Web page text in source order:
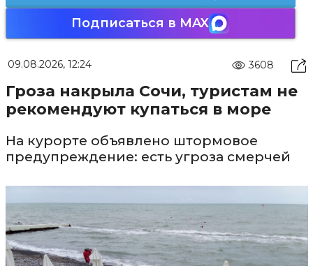
Подписаться в MAX
09.08.2026, 12:24 3608
Гроза накрыла Сочи, туристам не
рекомендуют купаться в море
На курорте объявлено штормовое
предупреждение: есть угроза смерчей